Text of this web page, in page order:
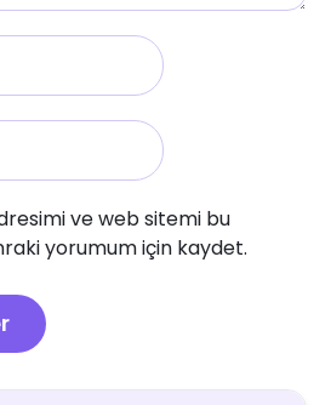
ve web sitemi bu
yorumum için kaydet.